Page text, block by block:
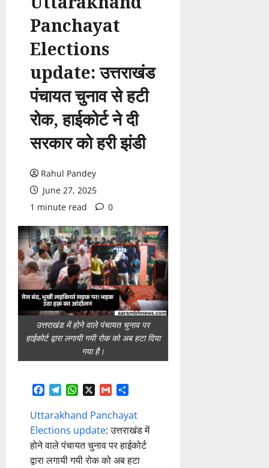
Panchayat
Elections
update: उत्तराखंड
पंचायत चुनाव से हटी
रोक, हाईकोर्ट ने दी
सरकार को हरी झंडी
Rahul Pandey
June 27, 2025
1 minute read
0
उत्तराखंड में होने वाले पंचायत चुनाव पर
हाईकोर्ट द्वारा लगायी गयी रोक को अब हटा दिया
गया है।
Facebook
TelegramWhatsAppGmail
Uttarakhand Panchayat
Elections update: उत्तराखंड में
होने वाले पंचायत चुनाव पर हाईकोर्ट
द्वारा लगायी गयी रोक को अब हटा